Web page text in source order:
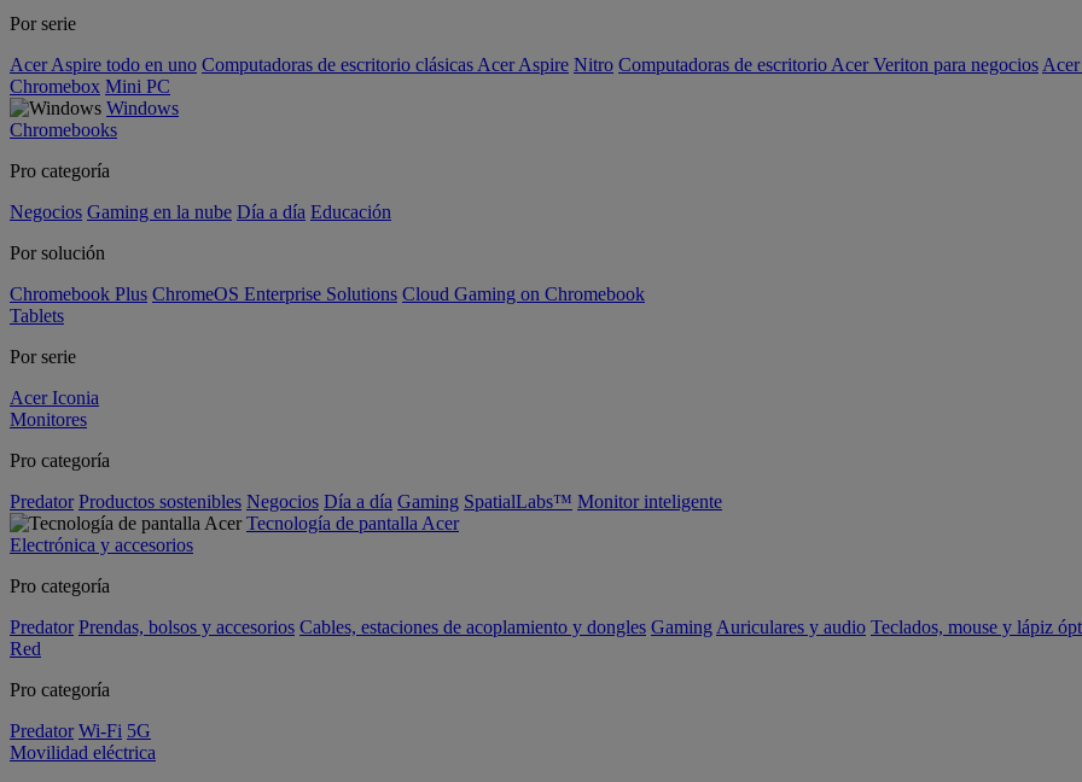
Por serie
Acer Aspire todo en uno Computadoras de escritorio clásicas Acer Aspire Nitro Computadoras de escritorio Acer Veriton para negocios
Chromebox Mini PC
Windows
Chromebooks
Pro categoría
Negocios Gaming en la nube Día a día Educación
Por solución
Chromebook Plus ChromeOS Enterprise Solutions Cloud Gaming on Chromebook
Tablets
Por serie
Acer Iconia
Monitores
Pro categoría
Predator Productos sostenibles Negocios Día a día Gaming SpatialLabs™ Monitor inteligente
Tecnología de pantalla Acer
Electrónica y accesorios
Pro categoría
Predator Prendas, bolsos y accesorios Cables, estaciones de acoplamiento y dongles Gaming Auriculares y audio Teclados, mouse y lápiz
Red
Pro categoría
Predator Wi-Fi 5G
Movilidad eléctrica